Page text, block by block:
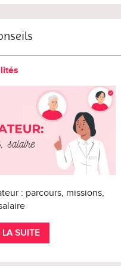
: parcours, missions,
LA SUITE